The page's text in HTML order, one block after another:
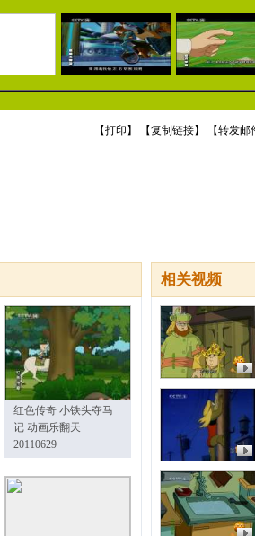
【打印 】 【复制链接】 【转发邮
相关视频
红色传奇 小铁头夺马
记 动画乐翻天
20110629